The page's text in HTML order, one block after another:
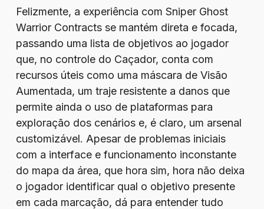
Felizmente, a experiência com Sniper Ghost
Warrior Contracts se mantém direta e focada,
passando uma lista de objetivos ao jogador
que, no controle do Caçador, conta com
recursos úteis como uma máscara de Visão
Aumentada, um traje resistente a danos que
permite ainda o uso de plataformas para
exploração dos cenários e, é claro, um arsenal
customizável. Apesar de problemas iniciais
com a interface e funcionamento inconstante
do mapa da área, que hora sim, hora não deixa
o jogador identificar qual o objetivo presente
em cada marcação, dá para entender tudo